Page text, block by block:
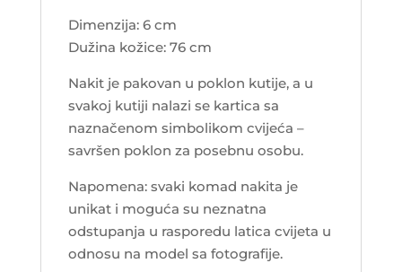
Dimenzija: 6 cm
Dužina kožice: 76 cm
Nakit je pakovan u poklon kutije, a u
svakoj kutiji nalazi se kartica sa
naznačenom simbolikom cvijeća –
savršen poklon za posebnu osobu.
Napomena: svaki komad nakita je
unikat i moguća su neznatna
odstupanja u rasporedu latica cvijeta u
odnosu na model sa fotografije.